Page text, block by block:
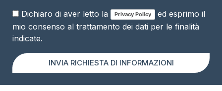
Dichiaro di aver letto la Privacy Policy
ed esprimo il
mio consenso al trattamento dei dati per le finalità
indicate.
INVIA RICHIESTA DI INFORMAZIONI